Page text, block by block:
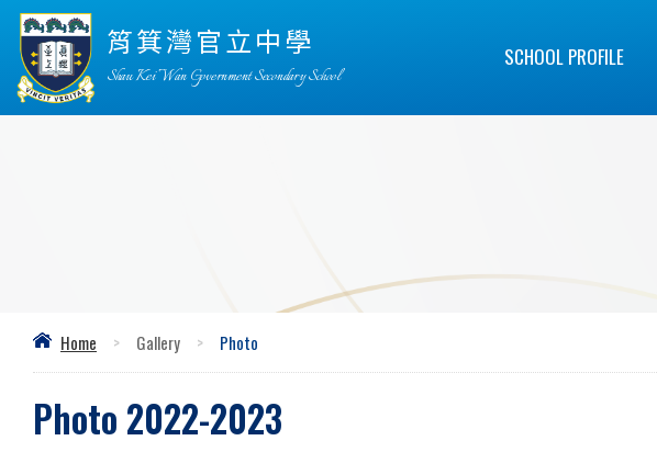
筲箕灣官立中學
Shau Kei Wan Government Secondary School
SCHOOL PROFILE
Home > Gallery > Photo
Photo 2022-2023